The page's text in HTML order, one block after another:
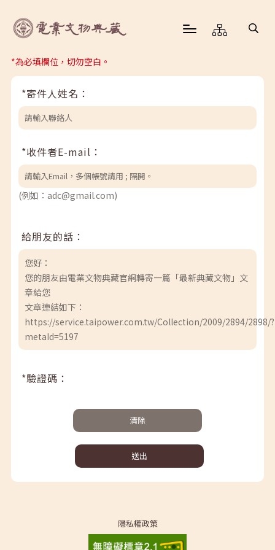
*為必填欄位，切勿空白。
*寄件人姓名：
*收件者E-mail：
(例如：adc@gmail.com)
給朋友的話：
您好：
您的朋友由電業文物典藏官網轉寄一篇「最新典藏文物」文
章給您
文章連結如下：
https://service.taipower.com.tw/Collection/2009/2894/2898/?
metaId=5197
*驗證碼：
清除
送出
隱私權政策